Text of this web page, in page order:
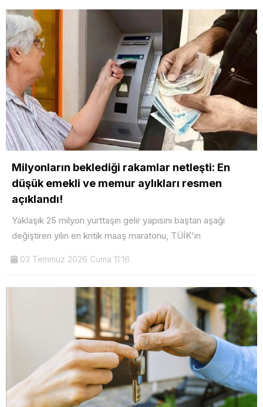
Milyonların beklediği rakamlar netleşti: En
düşük emekli ve memur aylıkları resmen
açıklandı!
Yaklaşık 25 milyon yurttaşın gelir yapısını baştan aşağı
değiştiren yılın en kritik maaş maratonu, TÜİK'in
03 Temmuz 2026 Cuma 11:16